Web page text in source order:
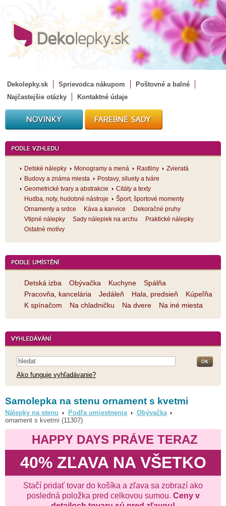
Dekolepky.sk Sprievodca nákupom
Poštovné a balné
Najčastejšie otázky
Kontaktné údaje
Detské nálepky Monogramy a mená Rastliny
Zvieratá
Budovy a známa miesta
Postavy, siluety a tváre
Geometrické tvary a abstrakcie
Citáty a texty
Hudba, noty, hudobné nástroje
Šport, športové momenty
Ornamenty a srdce
Káva a kanvice
Dekoračné pruhy
Vtipné nálepky
Sady nálepiek na archu
Praktické nálepky
Ostatné motívy
Detská izba Obývačka Kuchyne
Spálňa
Pracovňa, kancelária
Jedáleň Hala, predsieň
Kúpeľňa
K spínačom
Na chladničku Na dvere Na iné miesta
Ako funguje vyhľadávanie?
Samolepka na stenu ornament s kvetmi
Nálepky na stenu Podľa umiestnenia
Obývačka
ornament s kvetmi (11307)
HAPPY DAYS PRÁVE TERAZ
40% ZĽAVA NA VŠETKO
Stačí pridať tovar do košíka a zľava sa zobrazí ako
posledná položka pred celkovou sumou. Ceny v